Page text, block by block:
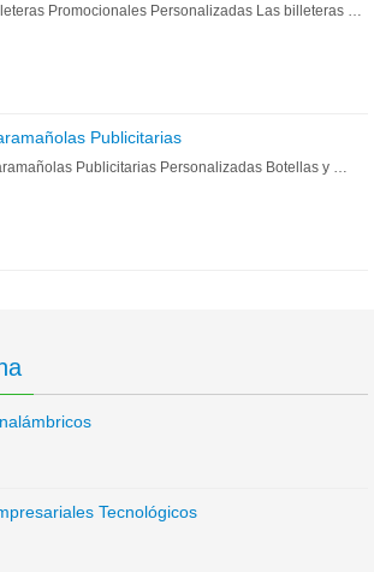
Promocionales Personalizadas Las billeteras …
Publicitarias
Publicitarias Personalizadas Botellas y …
Tecnológicos